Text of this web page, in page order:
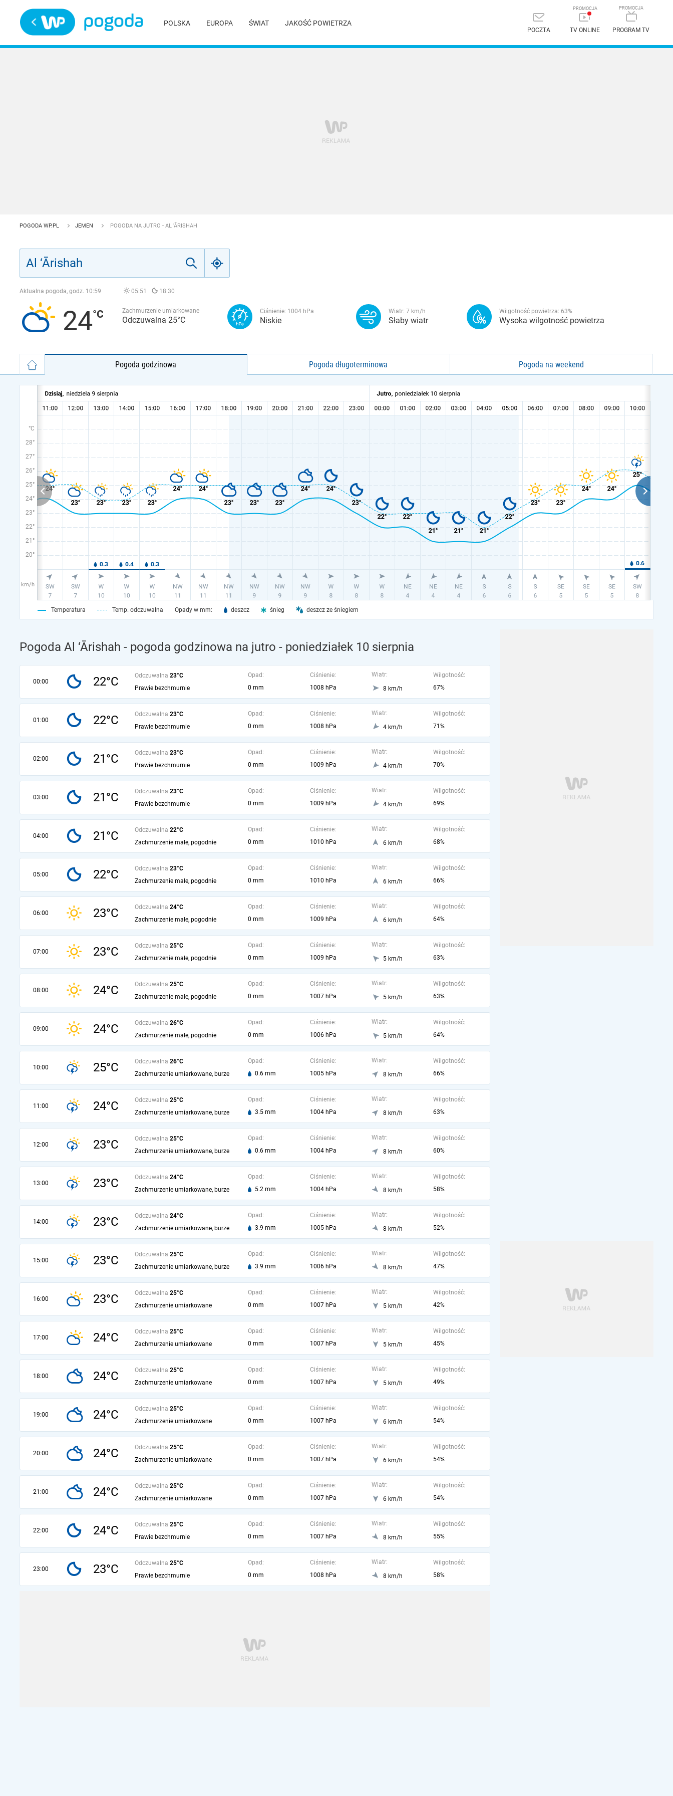
POLSKA EUROPA ŚWIAT JAKOŚĆ POWIETRZA
POCZTA TV ONLINE PROGRAM TV
POGODA WP.PL JEMEN POGODA NA JUTRO - AL ‘ĀRISHAH
Aktualna pogoda, godz. 10:59 05:51 18:30
24 Zachmurzenie umiarkowane
Odczuwalna 25°C
Ciśnienie: 1004 hPa
Niskie
Wiatr: 7 km/h
Słaby wiatr
Wilgotność powietrza: 63%
Wysoka wilgotność powietrza
Pogoda godzinowa Pogoda długoterminowa Pogoda na weekend
°C
28°
27°
26°
25°
24°
23°
22°
21°
20°
km/h
Temperatura Temp. odczuwalna Opady w mm: deszcz śnieg deszcz ze śniegiem
Pogoda Al ‘Ārishah - pogoda godzinowa na jutro - poniedziałek 10 sierpnia
00:00 22°C Odczuwalna 23°C
Prawie bezchmurnie
Opad:
0 mm
Ciśnienie:
1008 hPa
Wiatr:
8 km/h
Wilgotność:
67%
01:00 22°C Odczuwalna 23°C
Prawie bezchmurnie
Opad:
0 mm
Ciśnienie:
1008 hPa
Wiatr:
4 km/h
Wilgotność:
71%
02:00 21°C Odczuwalna 23°C
Prawie bezchmurnie
Opad:
0 mm
Ciśnienie:
1009 hPa
Wiatr:
4 km/h
Wilgotność:
70%
03:00 21°C Odczuwalna 23°C
Prawie bezchmurnie
Opad:
0 mm
Ciśnienie:
1009 hPa
Wiatr:
4 km/h
Wilgotność:
69%
04:00 21°C Odczuwalna 22°C
Zachmurzenie małe, pogodnie
Opad:
0 mm
Ciśnienie:
1010 hPa
Wiatr:
6 km/h
Wilgotność:
68%
05:00 22°C Odczuwalna 23°C
Zachmurzenie małe, pogodnie
Opad:
0 mm
Ciśnienie:
1010 hPa
Wiatr:
6 km/h
Wilgotność:
66%
06:00 23°C Odczuwalna 24°C
Zachmurzenie małe, pogodnie
Opad:
0 mm
Ciśnienie:
1009 hPa
Wiatr:
6 km/h
Wilgotność:
64%
07:00 23°C Odczuwalna 25°C
Zachmurzenie małe, pogodnie
Opad:
0 mm
Ciśnienie:
1009 hPa
Wiatr:
5 km/h
Wilgotność:
63%
08:00 24°C Odczuwalna 25°C
Zachmurzenie małe, pogodnie
Opad:
0 mm
Ciśnienie:
1007 hPa
Wiatr:
5 km/h
Wilgotność:
63%
09:00 24°C Odczuwalna 26°C
Zachmurzenie małe, pogodnie
Opad:
0 mm
Ciśnienie:
1006 hPa
Wiatr:
5 km/h
Wilgotność:
64%
10:00 25°C Odczuwalna 26°C
Zachmurzenie umiarkowane, burze
Opad:
0.6 mm
Ciśnienie:
1005 hPa
Wiatr:
8 km/h
Wilgotność:
66%
11:00 24°C Odczuwalna 25°C
Zachmurzenie umiarkowane, burze
Opad:
3.5 mm
Ciśnienie:
1004 hPa
Wiatr:
8 km/h
Wilgotność:
63%
12:00 23°C Odczuwalna 25°C
Zachmurzenie umiarkowane, burze
Opad:
0.6 mm
Ciśnienie:
1004 hPa
Wiatr:
8 km/h
Wilgotność:
60%
13:00 23°C Odczuwalna 24°C
Zachmurzenie umiarkowane, burze
Opad:
5.2 mm
Ciśnienie:
1004 hPa
Wiatr:
8 km/h
Wilgotność:
58%
14:00 23°C Odczuwalna 24°C
Zachmurzenie umiarkowane, burze
Opad:
3.9 mm
Ciśnienie:
1005 hPa
Wiatr:
8 km/h
Wilgotność:
52%
15:00 23°C Odczuwalna 25°C
Zachmurzenie umiarkowane, burze
Opad:
3.9 mm
Ciśnienie:
1006 hPa
Wiatr:
8 km/h
Wilgotność:
47%
16:00 23°C Odczuwalna 25°C
Zachmurzenie umiarkowane
Opad:
0 mm
Ciśnienie:
1007 hPa
Wiatr:
5 km/h
Wilgotność:
42%
17:00 24°C Odczuwalna 25°C
Zachmurzenie umiarkowane
Opad:
0 mm
Ciśnienie:
1007 hPa
Wiatr:
5 km/h
Wilgotność:
45%
18:00 24°C Odczuwalna 25°C
Zachmurzenie umiarkowane
Opad:
0 mm
Ciśnienie:
1007 hPa
Wiatr:
5 km/h
Wilgotność:
49%
19:00 24°C Odczuwalna 25°C
Zachmurzenie umiarkowane
Opad:
0 mm
Ciśnienie:
1007 hPa
Wiatr:
6 km/h
Wilgotność:
54%
20:00 24°C Odczuwalna 25°C
Zachmurzenie umiarkowane
Opad:
0 mm
Ciśnienie:
1007 hPa
Wiatr:
6 km/h
Wilgotność:
54%
21:00 24°C Odczuwalna 25°C
Zachmurzenie umiarkowane
Opad:
0 mm
Ciśnienie:
1007 hPa
Wiatr:
6 km/h
Wilgotność:
54%
22:00 24°C Odczuwalna 25°C
Prawie bezchmurnie
Opad:
0 mm
Ciśnienie:
1007 hPa
Wiatr:
8 km/h
Wilgotność:
55%
23:00 23°C Odczuwalna 25°C
Prawie bezchmurnie
Opad:
0 mm
Ciśnienie:
1008 hPa
Wiatr:
8 km/h
Wilgotność:
58%